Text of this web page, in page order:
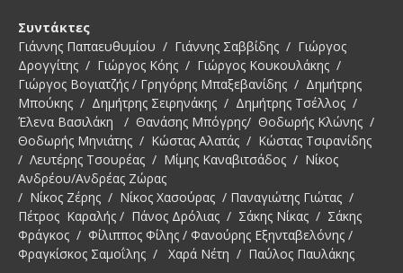
Συντάκτες
Γιάννης Παπαευθυμίου / Γιάννης Σαββίδης / Γιώργος
Δρογγίτης / Γιώργος Κόης / Γιώργος Κουκουλάκης /
Γιώργος Βογιατζής / Γρηγόρης Μπαξεβανίδης / Δημήτρης
Μπούκης / Δημήτρης Σειρηνάκης / Δημήτρης Τσέλλος /
Έλενα Βασιλάκη / Θανάσης Μπόγρης/ Θοδωρής Κλώνης /
Θοδωρής Μηνιάτης / Κώστας Αλατάς / Κώστας Τσιρανίδης
/ Λευτέρης Τσουρέας / Μίμης Καναβιτσάδος / Νίκος
Ανδρέου/Ανδρέας Ζώρας
/ Νίκος Ζέρης / Νίκος Χασούρας / Παναγιώτης Γιώτας /
Πέτρος Καραλής / Πάνος Δρόλιας / Σάκης Νίκας / Σάκης
Φράγκος / Φίλιππος Φίλης / Φανούρης Εξηνταβελόνης /
Φραγκίσκος Σαμοΐλης / Χαρά Νέτη / Παύλος Παυλάκης